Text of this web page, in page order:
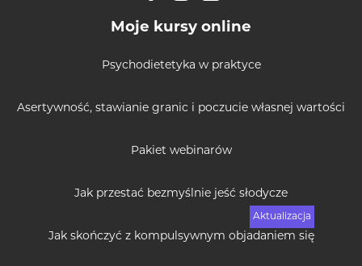
Moje kursy online
Psychodietetyka w praktyce
Asertywność, stawianie granic i poczucie własnej wartości
Pakiet webinarów
Jak przestać bezmyślnie jeść słodycze
Jak skończyć z kompulsywnym objadaniem się